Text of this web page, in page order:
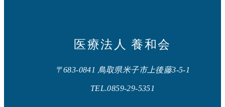
医療法人 養和会
〒683-0841 鳥取県米子市上後藤3-5-1
TEL.0859-29-5351